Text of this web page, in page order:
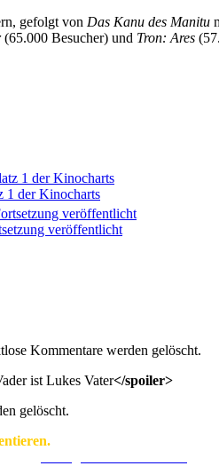
gefolgt von Das Kanu des Manitu
(65.000 Besucher) und Tron: Ares
1 der Kinocharts
veröffentlicht
Kommentare werden gelöscht.
ist Lukes Vater</spoiler>
gelöscht.